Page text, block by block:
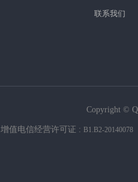
联系我们
Copyright ©
增值电信经营许可证 : B1.B2-20140078